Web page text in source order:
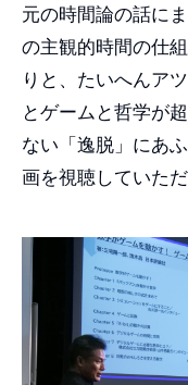
元の時間論の話に
の主観的時間の仕
りと、たいへんア
とゲームと哲学が
ない「逸脱」にあ
画を視聴していた